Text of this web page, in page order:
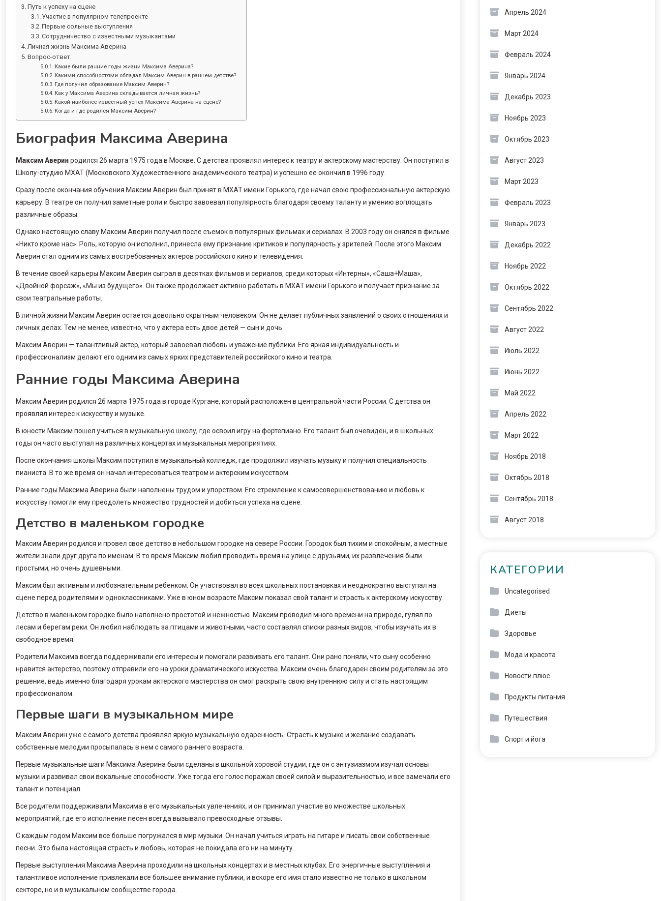
Путь к успеху на сцене
Участие в популярном телепроекте
Первые сольные выступления
Сотрудничество с известными музыкантами
Личная жизнь Максима Аверина
Вопрос-ответ:
Какие были ранние годы жизни Максима Аверина?
Какими способностями обладал Максим Аверин в раннем детстве?
Где получил образование Максим Аверин?
Как у Максима Аверина складывается личная жизнь?
Какой наиболее известный успех Максима Аверина на сцене?
Когда и где родился Максим Аверин?
Биография Максима Аверина
Максим Аверин родился 26 марта 1975 года в Москве. С детства проявлял интерес к театру и актерскому мастерству. Он поступил в
Школу-студию МХАТ (Московского Художественного академического театра) и успешно ее окончил в 1996 году.
Сразу после окончания обучения Максим Аверин был принят в МХАТ имени Горького, где начал свою профессиональную актерскую
карьеру. В театре он получил заметные роли и быстро завоевал популярность благодаря своему таланту и умению воплощать
различные образы.
Однако настоящую славу Максим Аверин получил после съемок в популярных фильмах и сериалах. В 2003 году он снялся в фильме
«Никто кроме нас». Роль, которую он исполнил, принесла ему признание критиков и популярность у зрителей. После этого Максим
Аверин стал одним из самых востребованных актеров российского кино и телевидения.
В течение своей карьеры Максим Аверин сыграл в десятках фильмов и сериалов, среди которых «Интерны», «Саша+Маша»,
«Двойной форсаж», «Мы из будущего». Он также продолжает активно работать в МХАТ имени Горького и получает признание за
свои театральные работы.
В личной жизни Максим Аверин остается довольно скрытным человеком. Он не делает публичных заявлений о своих отношениях и
личных делах. Тем не менее, известно, что у актера есть двое детей — сын и дочь.
Максим Аверин — талантливый актер, который завоевал любовь и уважение публики. Его яркая индивидуальность и
профессионализм делают его одним из самых ярких представителей российского кино и театра.
Ранние годы Максима Аверина
Максим Аверин родился 26 марта 1975 года в городе Кургане, который расположен в центральной части России. С детства он
проявлял интерес к искусству и музыке.
В юности Максим пошел учиться в музыкальную школу, где освоил игру на фортепиано. Его талант был очевиден, и в школьных
годы он часто выступал на различных концертах и музыкальных мероприятиях.
После окончания школы Максим поступил в музыкальный колледж, где продолжил изучать музыку и получил специальность
пианиста. В то же время он начал интересоваться театром и актерским искусством.
Ранние годы Максима Аверина были наполнены трудом и упорством. Его стремление к самосовершенствованию и любовь к
искусству помогли ему преодолеть множество трудностей и добиться успеха на сцене.
Детство в маленьком городке
Максим Аверин родился и провел свое детство в небольшом городке на севере России. Городок был тихим и спокойным, а местные
жители знали друг друга по именам. В то время Максим любил проводить время на улице с друзьями, их развлечения были
простыми, но очень душевными.
Максим был активным и любознательным ребенком. Он участвовал во всех школьных постановках и неоднократно выступал на
сцене перед родителями и одноклассниками. Уже в юном возрасте Максим показал свой талант и страсть к актерскому искусству.
Детство в маленьком городке было наполнено простотой и нежностью. Максим проводил много времени на природе, гулял по
лесам и берегам реки. Он любил наблюдать за птицами и животными, часто составлял списки разных видов, чтобы изучать их в
свободное время.
Родители Максима всегда поддерживали его интересы и помогали развивать его талант. Они рано поняли, что сыну особенно
нравится актерство, поэтому отправили его на уроки драматического искусства. Максим очень благодарен своим родителям за это
решение, ведь именно благодаря урокам актерского мастерства он смог раскрыть свою внутреннюю силу и стать настоящим
профессионалом.
Первые шаги в музыкальном мире
Максим Аверин уже с самого детства проявлял яркую музыкальную одаренность. Страсть к музыке и желание создавать
собственные мелодии просыпалась в нем с самого раннего возраста.
Первые музыкальные шаги Максима Аверина были сделаны в школьной хоровой студии, где он с энтузиазмом изучал основы
музыки и развивал свои вокальные способности. Уже тогда его голос поражал своей силой и выразительностью, и все замечали его
талант и потенциал.
Все родители поддерживали Максима в его музыкальных увлечениях, и он принимал участие во множестве школьных
мероприятий, где его исполнение песен всегда вызывало превосходные отзывы.
С каждым годом Максим все больше погружался в мир музыки. Он начал учиться играть на гитаре и писать свои собственные
песни. Это была настоящая страсть и любовь, которая не покидала его ни на минуту.
Первые выступления Максима Аверина проходили на школьных концертах и в местных клубах. Его энергичные выступления и
талантливое исполнение привлекали все большее внимание публики, и вскоре его имя стало известно не только в школьном
секторе, но и в музыкальном сообществе города.
Апрель 2024
Март 2024
Февраль 2024
Январь 2024
Декабрь 2023
Ноябрь 2023
Октябрь 2023
Август 2023
Март 2023
Февраль 2023
Январь 2023
Декабрь 2022
Ноябрь 2022
Октябрь 2022
Сентябрь 2022
Август 2022
Июль 2022
Июнь 2022
Май 2022
Апрель 2022
Март 2022
Ноябрь 2018
Октябрь 2018
Сентябрь 2018
Август 2018
КАТЕГОРИИ
Uncategorised
Диеты
Здоровье
Мода и красота
Новости плюс
Продукты питания
Путешествия
Спорт и йога